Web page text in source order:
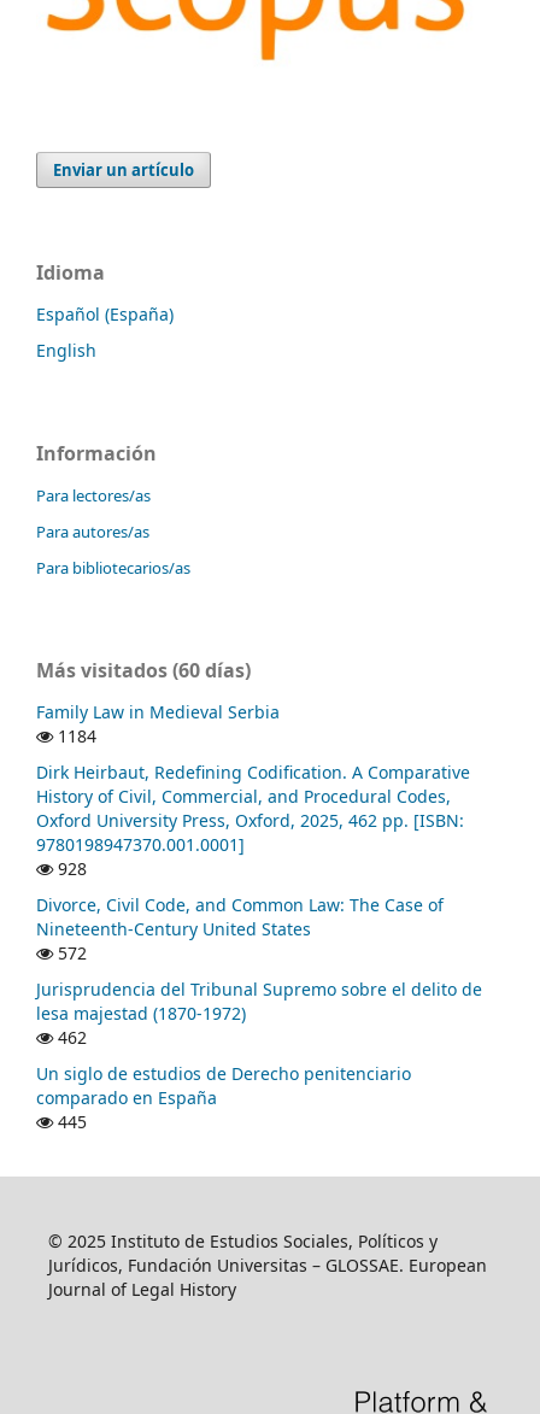
Enviar un artículo
Idioma
Español (España)
English
Información
Para lectores/as
Para autores/as
Para bibliotecarios/as
Más visitados (60 días)
Family Law in Medieval Serbia
1184
Dirk Heirbaut, Redefining Codification. A Comparative
History of Civil, Commercial, and Procedural Codes,
Oxford University Press, Oxford, 2025, 462 pp. [ISBN:
9780198947370.001.0001]
928
Divorce, Civil Code, and Common Law: The Case of
Nineteenth-Century United States
572
Jurisprudencia del Tribunal Supremo sobre el delito de
lesa majestad (1870-1972)
462
Un siglo de estudios de Derecho penitenciario
comparado en España
445
© 2025 Instituto de Estudios Sociales, Políticos y
Jurídicos, Fundación Universitas – GLOSSAE. European
Journal of Legal History